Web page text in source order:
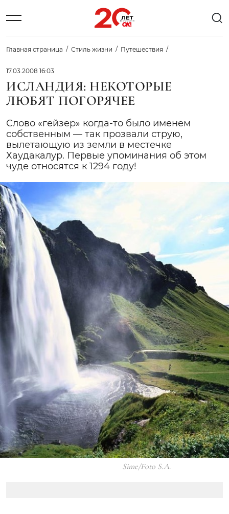
Главная страница Стиль жизни Путешествия
17.03.2008 16:03
ИСЛАНДИЯ: НЕКОТОРЫЕ
ЛЮБЯТ ПОГОРЯЧЕЕ
Слово «гейзер» когда-то было именем
собственным — так прозвали струю,
вылетающую из земли в местечке
Хаудакалур. Первые упоминания об этом
чуде относятся к 1294 году!
Sime/Foto S.A.